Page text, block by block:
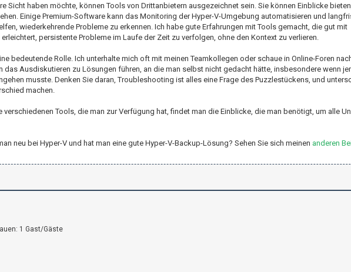
Sicht haben möchte, können Tools von Drittanbietern ausgezeichnet sein. Sie können Einblicke
Einige Premium-Software kann das Monitoring der Hyper-V-Umgebung automatisieren und
wiederkehrende Probleme zu erkennen. Ich habe gute Erfahrungen mit Tools gemacht, die gut mit
persistente Probleme im Laufe der Zeit zu verfolgen, ohne den Kontext zu verlieren.
bedeutende Rolle. Ich unterhalte mich oft mit meinen Teamkollegen oder schaue in Online-Foren
das Ausdiskutieren zu Lösungen führen, an die man selbst nicht gedacht hätte, insbesondere wenn
musste. Denken Sie daran, Troubleshooting ist alles eine Frage des Puzzlestückens, und
machen.
Tools, die man zur Verfügung hat, findet man die Einblicke, die man benötigt, um alle
neu bei Hyper-V und hat man eine gute Hyper-V-Backup-Lösung? Sehen Sie sich meinen anderen
1 Gast/Gäste